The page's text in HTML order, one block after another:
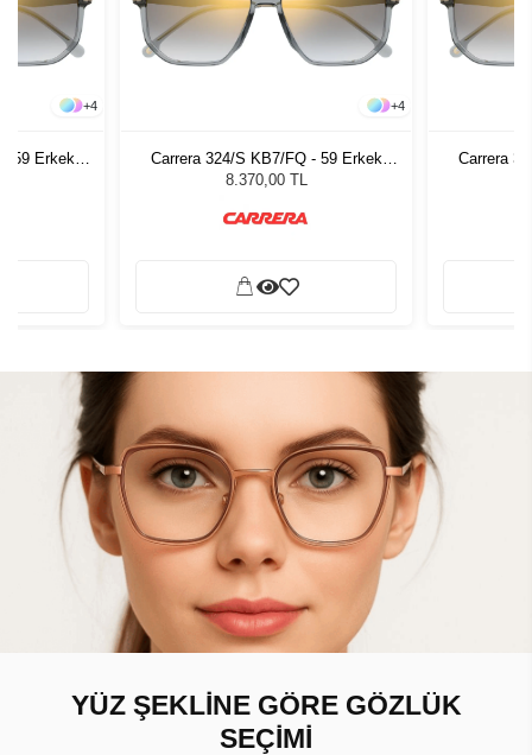
+4
59 Erkek
+4
Carrera 324/S KB7/FQ - 59 Erkek
Güneş Gözlüğü
8.370,00 TL
Carrera
YÜZ ŞEKLİNE GÖRE GÖZLÜK
SEÇİMİ